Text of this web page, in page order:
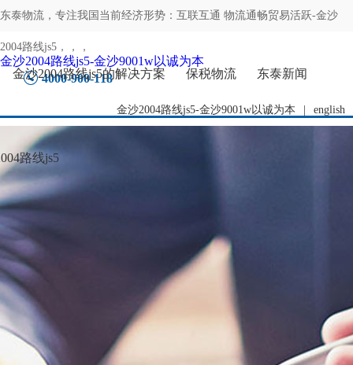
东泰物流，专注我国当前经济形势：互联互通 物流通畅贸易活跃-金沙
2004路线js5 ，，，
4000-900-118
金沙2004路线js5-金沙9001w以诚为本 english
金沙2004路线js5-金沙9001w以诚为本
金沙2004路线js5的解决方案
保税物流 东泰新闻
路线js5